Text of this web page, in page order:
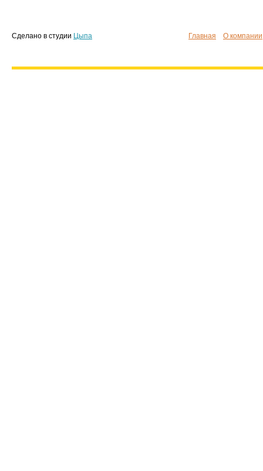
Сделано в студии Цыпа Главная О компании